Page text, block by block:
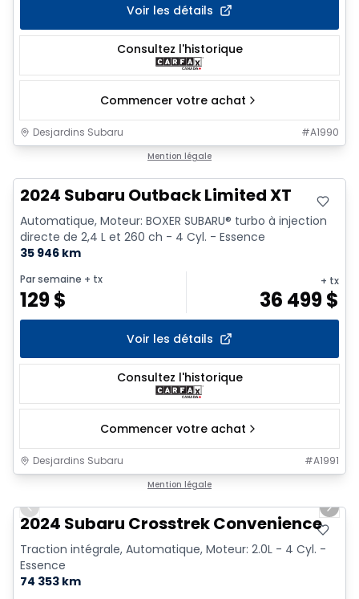
Voir les détails
Consultez l'historique
Commencer votre achat
Desjardins Subaru #A1990
Mention légale
2024 Subaru Outback Limited XT
Automatique, Moteur: BOXER SUBARU® turbo à injection
directe de 2,4 L et 260 ch - 4 Cyl. - Essence
35 946 km
Par semaine + tx
129$
+ tx
36 499$
Voir les détails
Consultez l'historique
Commencer votre achat
Desjardins Subaru #A1991
Mention légale
Previous slide Next
2024 Subaru Crosstrek Convenience
Traction intégrale, Automatique, Moteur: 2.0L - 4 Cyl. -
Essence
74 353 km